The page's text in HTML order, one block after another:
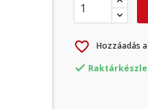
favorite_border Hozzáadás
